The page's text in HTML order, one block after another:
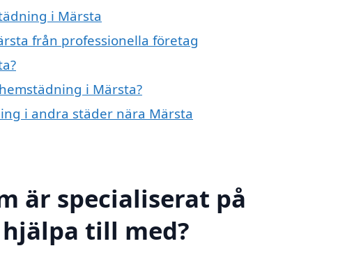
i Märsta
från professionella företag
i Märsta?
i andra städer nära Märsta
är specialiserat på
till med?